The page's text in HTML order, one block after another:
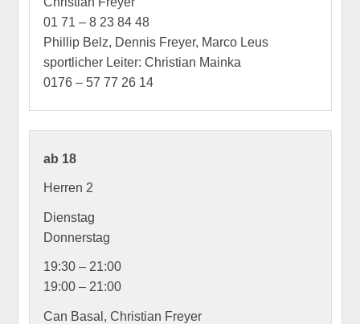
01 71 – 8 23 84 48
Phillip Belz, Dennis Freyer, Marco Leus
sportlicher Leiter: Christian Mainka
0176 – 57 77 26 14
ab 18
Herren 2
Dienstag
Donnerstag
19:30 – 21:00
19:00 – 21:00
Can Basal, Christian Freyer